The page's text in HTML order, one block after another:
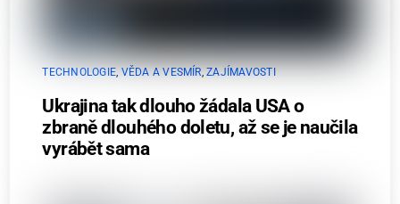
TECHNOLOGIE, VĚDA A VESMÍR,ZAJÍMAVOSTI
Ukrajina tak dlouho žádala USA o
zbraně dlouhého doletu, až se je naučila
vyrábět sama